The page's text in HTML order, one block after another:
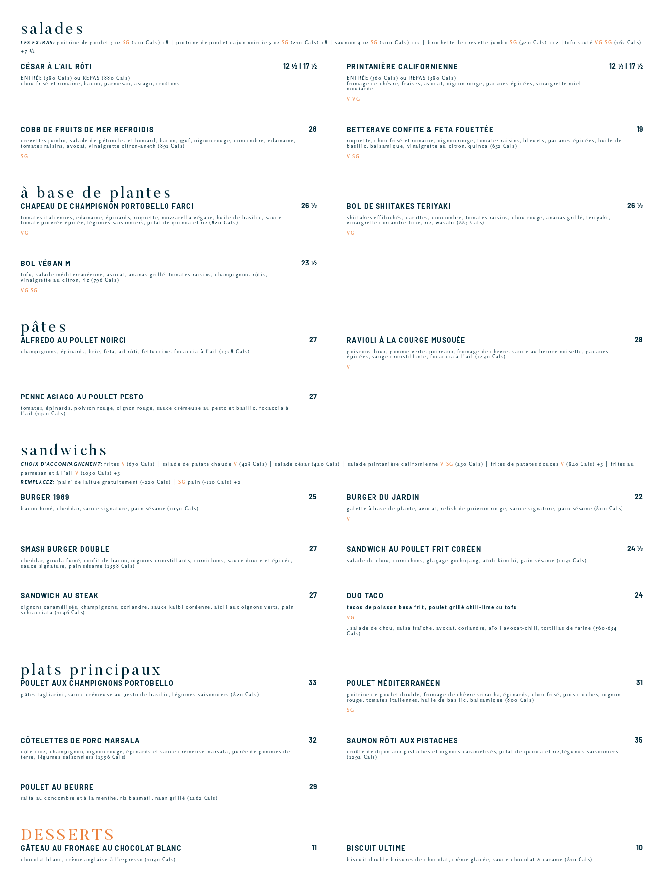
salades
LES EXTRAS: poitrine de poulet 5 oz SG (210 Cals) +8 │ poitrine de poulet cajun noircie 5 oz SG (210 Cals) +8 │ saumon 4 ozSG (200 Cals) +12 │ brochette de crevette jumboSG (340 Cals) +12 │tofu sautéVG SG (162 Cals)
+7 ½
CÉSAR À L'AIL RÔTI
ENTRÉE (580 Cals) ou REPAS (880 Cals)
chou frisé et romaine, bacon, parmesan, asiago, croûtons
12 ½ I 17 ½ PRINTANIÈRE CALIFORNIENNE
ENTRÉE (360 Cals) ou REPAS (580 Cals)
fromage de chèvre, fraises, avocat, oignon rouge, pacanes épicées, vinaigrette miel-
moutarde
V VG
12 ½ I 17 ½
COBB DE FRUITS DE MER REFROIDIS
crevettes jumbo, salade de pétoncles et homard, bacon, œuf, oignon rouge, concombre, edamame,
tomates raisins, avocat, vinaigrette citron-aneth (891 Cals)
SG
28 BETTERAVE CONFITE & FETA FOUETTÉE
roquette, chou frisé et romaine, oignon rouge, tomates raisins, bleuets, pacanes épicées, huile de
basilic, balsamique, vinaigrette au citron, quinoa (632 Cals)
V SG
19
à base de plantes
CHAPEAU DE CHAMPIGNON PORTOBELLO FARCI
tomates italiennes, edamame, épinards, roquette, mozzarella végane, huile de basilic, sauce
tomate poivrée épicée, légumes saisonniers, pilaf de quinoa et riz (820 Cals)
VG
26 ½ BOL DE SHIITAKES TERIYAKI
shiitakes effilochés, carottes, concombre, tomates raisins, chou rouge, ananas grillé, teriyaki,
vinaigrette coriandre-lime, riz, wasabi (885 Cals)
VG
26 ½
BOL VÉGAN M
tofu, salade méditerranéenne, avocat, ananas grillé, tomates raisins, champignons rôtis,
vinaigrette au citron, riz (796 Cals)
VG SG
23 ½
pâtes
ALFREDO AU POULET NOIRCI
champignons, épinards, brie, feta, ail rôti, fettuccine, focaccia à l’ail (1528 Cals)
27 RAVIOLI À LA COURGE MUSQUÉE
poivrons doux, pomme verte, poireaux, fromage de chèvre, sauce au beurre noisette, pacanes
épicées, sauge croustillante, focaccia à l’ail (1430 Cals)
V
28
PENNE ASIAGO AU POULET PESTO
tomates, épinards, poivron rouge, oignon rouge, sauce crémeuse au pesto et basilic, focaccia à
l’ail (1320 Cals)
27
sandwichs
CHOIX D'ACCOMPAGNEMENT: frites V (670 Cals) │ salade de patate chaudeV (428 Cals) │ salade césar (420 Cals) │ salade printanière californienneV SG (230 Cals) │ frites de patates doucesV (840 Cals) +3 │ frites au
parmesan et à l'ail V (1050 Cals) +3
REMPLACEZ: 'pain' de laitue gratuitement (-220 Cals) │SG pain (-110 Cals) +2
BURGER 1989
bacon fumé, cheddar, sauce signature, pain sésame (1050 Cals)
25 BURGER DU JARDIN
galette à base de plante, avocat, relish de poivron rouge, sauce signature, pain sésame (800 Cals)
V
22
SMASH BURGER DOUBLE
cheddar, gouda fumé, confit de bacon, oignons croustillants, cornichons, sauce douce et épicée,
sauce signature, pain sésame (1598 Cals)
27 SANDWICH AU POULET FRIT CORÉEN
salade de chou, cornichons, glaçage gochujang, aïoli kimchi, pain sésame (1031 Cals)
24 ½
SANDWICH AU STEAK
oignons caramélisés, champignons, coriandre, sauce kalbi coréenne, aïoli aux oignons verts, pain
schiacciata (1146 Cals)
27 DUO TACO
tacos de poisson basa frit, poulet grillé chili-lime ou tofu
VG
, salade de chou, salsa fraîche, avocat, coriandre, aïoli avocat-chili, tortillas de farine (560-654
Cals)
24
plats principaux
POULET AUX CHAMPIGNONS PORTOBELLO
pâtes tagliarini, sauce crémeuse au pesto de basilic, légumes saisonniers (820 Cals)
33 POULET MÉDITERRANÉEN
poitrine de poulet double, fromage de chèvre sriracha, épinards, chou frisé, pois chiches, oignon
rouge, tomates italiennes, huile de basilic, balsamique (800 Cals)
SG
31
CÔTELETTES DE PORC MARSALA
côte 11oz, champignon, oignon rouge, épinards et sauce crémeuse marsala, purée de pommes de
terre, légumes saisonniers (1396 Cals)
32 SAUMON RÔTI AUX PISTACHES
croûte de dijon aux pistaches et oignons caramélisés, pilaf de quinoa et riz,légumes saisonniers
(1292 Cals)
35
POULET AU BEURRE
raita au concombre et à la menthe, riz basmati, naan grillé (1262 Cals)
29
DESSERTS
GÂTEAU AU FROMAGE AU CHOCOLAT BLANC
chocolat blanc, crème anglaise à l’espresso (1030 Cals)
11 BISCUIT ULTIME
biscuit double brisures de chocolat, crème glacée, sauce chocolat & carame (810 Cals)
10